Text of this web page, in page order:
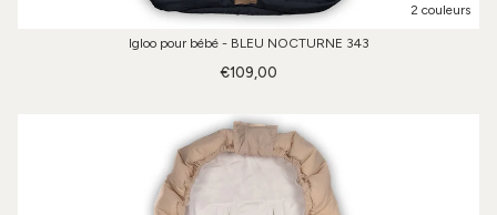
2 couleurs
Igloo pour bébé - BLEU NOCTURNE 343
€109,00